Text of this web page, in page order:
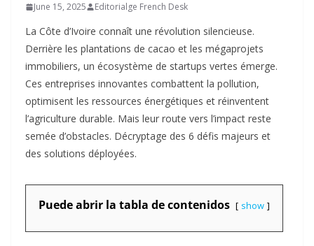
June 15, 2025 Editorialge French Desk
La Côte d’Ivoire connaît une révolution silencieuse.
Derrière les plantations de cacao et les mégaprojets
immobiliers, un écosystème de startups vertes émerge.
Ces entreprises innovantes combattent la pollution,
optimisent les ressources énergétiques et réinventent
l’agriculture durable. Mais leur route vers l’impact reste
semée d’obstacles. Décryptage des 6 défis majeurs et
des solutions déployées.
Puede abrir la tabla de contenidos show